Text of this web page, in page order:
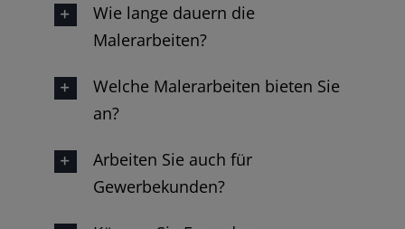
Wie lange dauern die
Malerarbeiten?
Welche Malerarbeiten bieten Sie
an?
Arbeiten Sie auch für
Gewerbekunden?